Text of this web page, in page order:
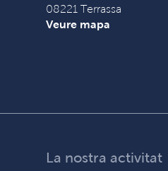
08221 Terrassa
Veure mapa
La nostra activitat